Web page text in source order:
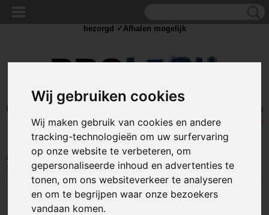
Wij gebruiken cookies
Wij maken gebruik van cookies en andere
tracking-technologieën om uw surfervaring
op onze website te verbeteren, om
gepersonaliseerde inhoud en advertenties te
tonen, om ons websiteverkeer te analyseren
en om te begrijpen waar onze bezoekers
vandaan komen.
Inloggen Registreren
UW WINKELWAGEN
Geen producten
(0)
Home >COMPONENTEN> ASSORTIMENT DOZEN
Stuks - HAS13
bezorgd ✓Afhalen mogelijk